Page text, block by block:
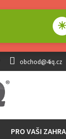
☀
obchod@4iq.cz
PRO VAŠI